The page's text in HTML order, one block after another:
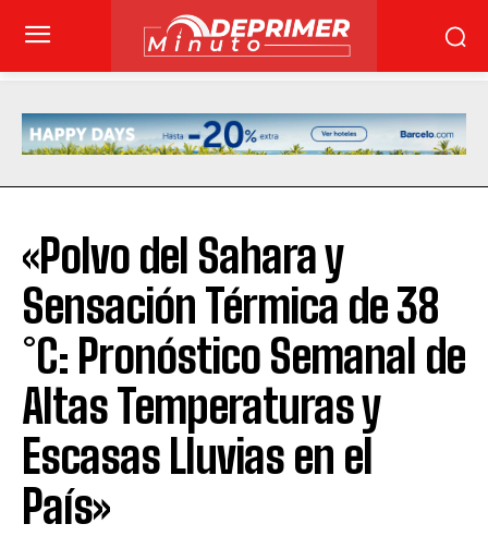
«Polvo del Sahara y
Sensación Térmica de 38
°C: Pronóstico Semanal de
Altas Temperaturas y
Escasas Lluvias en el
País»